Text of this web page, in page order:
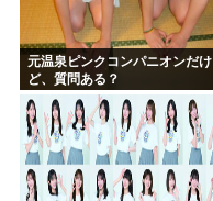
元温泉ピンクコンパニオンだけ
ど、質問ある？